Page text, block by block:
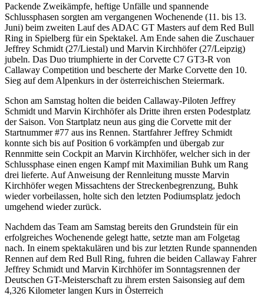
Packende Zweikämpfe, heftige Unfälle und spannende
Schlussphasen sorgten am vergangenen Wochenende (11. bis 13.
Juni) beim zweiten Lauf des ADAC GT Masters auf dem Red Bull
Ring in Spielberg für ein Spektakel. Am Ende sahen die Zuschauer
Jeffrey Schmidt (27/Liestal) und Marvin Kirchhöfer (27/Leipzig)
jubeln. Das Duo triumphierte in der Corvette C7 GT3-R von
Callaway Competition und bescherte der Marke Corvette den 10.
Sieg auf dem Alpenkurs in der österreichischen Steiermark.
Schon am Samstag holten die beiden Callaway-Piloten Jeffrey
Schmidt und Marvin Kirchhöfer als Dritte ihren ersten Podestplatz
der Saison. Von Startplatz neun aus ging die Corvette mit der
Startnummer #77 aus ins Rennen. Startfahrer Jeffrey Schmidt
konnte sich bis auf Position 6 vorkämpfen und übergab zur
Rennmitte sein Cockpit an Marvin Kirchhöfer, welcher sich in der
Schlussphase einen engen Kampf mit Maximilian Buhk um Rang
drei lieferte. Auf Anweisung der Rennleitung musste Marvin
Kirchhöfer wegen Missachtens der Streckenbegrenzung, Buhk
wieder vorbeilassen, holte sich den letzten Podiumsplatz jedoch
umgehend wieder zurück.
Nachdem das Team am Samstag bereits den Grundstein für ein
erfolgreiches Wochenende gelegt hatte, setzte man am Folgetag
nach. In einem spektakulären und bis zur letzten Runde spannenden
Rennen auf dem Red Bull Ring, fuhren die beiden Callaway Fahrer
Jeffrey Schmidt und Marvin Kirchhöfer im Sonntagsrennen der
Deutschen GT-Meisterschaft zu ihrem ersten Saisonsieg auf dem
4,326 Kilometer langen Kurs in Österreich